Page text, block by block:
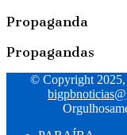
Propaganda
Propagandas
© Copyright 2025,